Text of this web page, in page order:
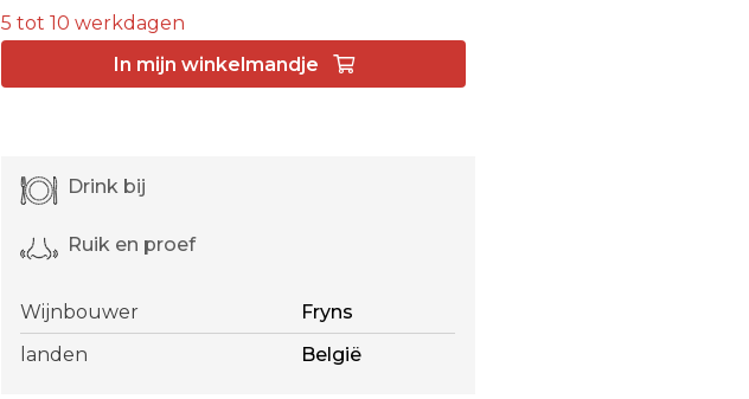
5 tot 10 werkdagen
In mijn winkelmandje
Drink bij
Ruik en proef
Wijnbouwer
Fryns
landen
België